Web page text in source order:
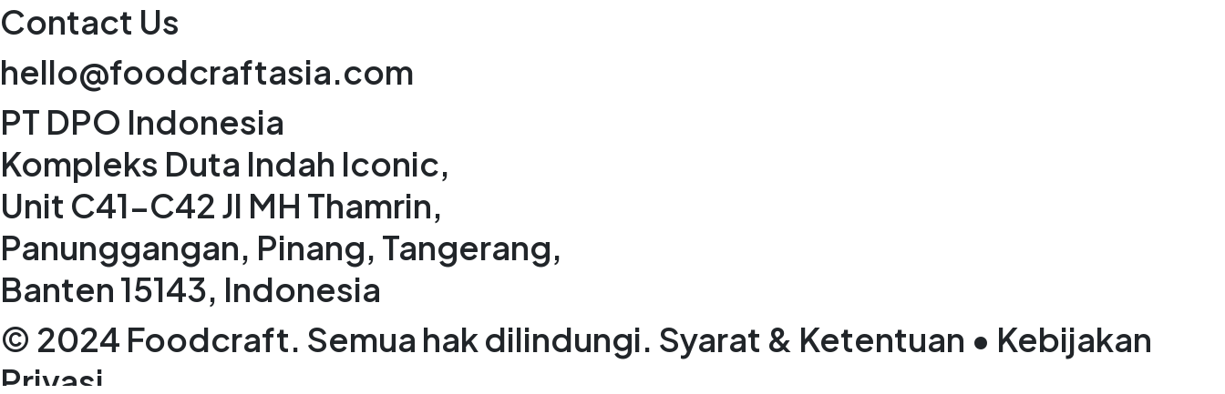
Contact Us
hello@foodcraftasia.com
PT DPO Indonesia
Kompleks Duta Indah Iconic,
Unit C41-C42 Jl MH Thamrin,
Panunggangan, Pinang, Tangerang,
Banten 15143, Indonesia
© 2024 Foodcraft. Semua hak dilindungi. Syarat & Ketentuan • Kebijakan
Privasi